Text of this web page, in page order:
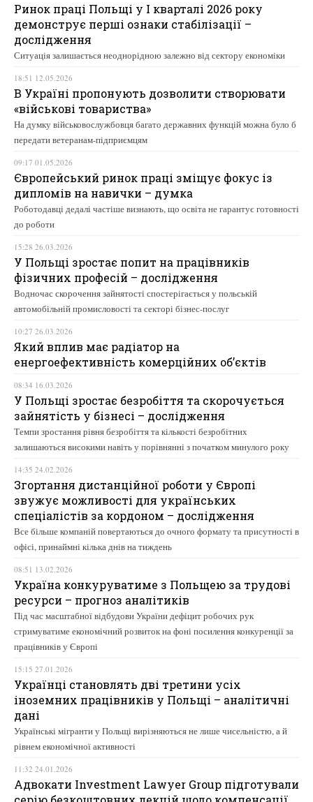
Ринок праці Польщі у І кварталі 2026 року
демонструє перші ознаки стабілізації –
дослідження
Ситуація залишається неоднорідною залежно від сектору економіки
18:51 12.05.2026
В Україні пропонують дозволити створювати
«військові товариства»
На думку військовослужбовця багато державних функцій можна було б
передати ветеранам-підприємцям
09:17 01.05.2026
Європейський ринок праці зміщує фокус із
дипломів на навички – думка
Роботодавці дедалі частіше визнають, що освіта не гарантує готовності
до роботи
15:28 26.03.2026
У Польщі зростає попит на працівників
фізичних професій – дослідження
Водночас скорочення зайнятості спостерігається у польській
автомобільній промисловості та секторі бізнес-послуг
10:27 26.03.2026
Який вплив має радіатор на
енергоефективність комерційних об’єктів
08:34 16.03.2026
У Польщі зростає безробіття та скорочується
зайнятість у бізнесі – дослідження
Темпи зростання рівня безробіття та кількості безробітних
залишаються високими навіть у порівнянні з початком минулого року
14:35 24.02.2026
Згортання дистанційної роботи у Європі
звужує можливості для українських
спеціалістів за кордоном – дослідження
Все більше компаній повертаються до очного формату та присутності в
офісі, принаймні кілька днів на тиждень
08:51 13.02.2026
Україна конкуруватиме з Польщею за трудові
ресурси – прогноз аналітиків
Під час масштабної відбудови України дефіцит робочих рук
стримуватиме економічний розвиток на фоні посилення конкуренції за
працівників у Європі
15:15 27.01.2026
Українці становлять дві третини усіх
іноземних працівників у Польщі – аналітичні
дані
Українські мігранти у Польщі вирізняються не лише чисельністю, а й
рівнем економічної активності
11:32 24.01.2026
Адвокати Investment Lawyer Group підготували